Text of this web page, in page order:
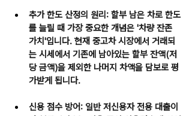
추가 한도 산정의 원리: 할부 남은 차로 한도
를 늘릴 때 가장 중요한 개념은 '차량 잔존
가치'입니다. 현재 중고차 시장에서 거래되
는 시세에서 기존에 남아있는 할부 잔액(저
당 금액)을 제외한 나머지 차액을 담보로 평
가받게 됩니다.
신용 점수 방어: 일반 저신용자 전용 대출이